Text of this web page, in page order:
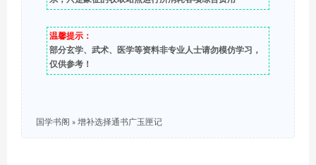
温馨提示：
部分玄学、武术、医学等资料非专业人士请勿模仿学习，
仅供参考！
国学书阁 » 增补选择通书广玉匣记